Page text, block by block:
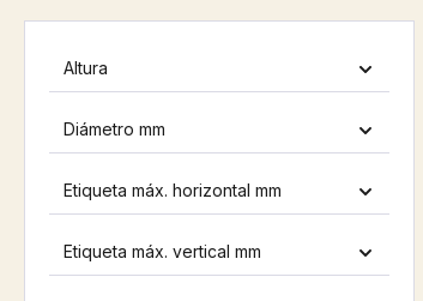
Altura
Diámetro mm
Etiqueta máx. horizontal mm
Etiqueta máx. vertical mm